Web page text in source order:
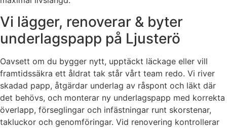
Vi lägger, renoverar & byter
underlagspapp på Ljusterö
Oavsett om du bygger nytt, upptäckt läckage eller vill
framtidssäkra ett åldrat tak står vårt team redo. Vi river
skadad papp, åtgärdar underlag av råspont och läkt där
det behövs, och monterar ny underlagspapp med korrekta
överlapp, förseglingar och infästningar runt skorstenar,
takluckor och genomföringar. Vid renovering kontrollerar